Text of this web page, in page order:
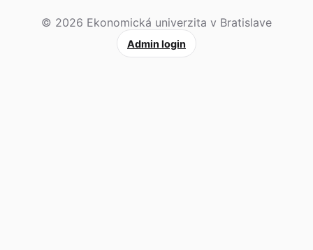
© 2026 Ekonomická univerzita v Bratislave
Admin login